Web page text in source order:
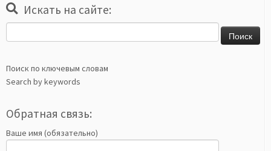
Искать на сайте:
Поиск по ключевым словам
Search by keywords
Обратная связь:
Ваше имя (обязательно)